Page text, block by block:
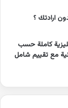
ارادتك ؟
كاملة حسب
مع تقييم شامل